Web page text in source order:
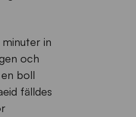
in
och
boll
fälldes